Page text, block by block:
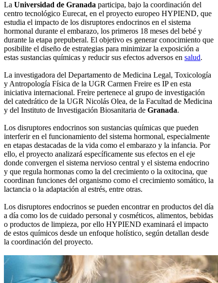
La Universidad de Granada participa, bajo la coordinación del
centro tecnológico Eurecat, en el proyecto europeo HYPIEND, que
estudia el impacto de los disruptores endocrinos en el sistema
hormonal durante el embarazo, los primeros 18 meses del bebé y
durante la etapa prepuberal. El objetivo es generar conocimiento que
posibilite el diseño de estrategias para minimizar la exposición a
estas sustancias químicas y reducir sus efectos adversos en salud.
La investigadora del Departamento de Medicina Legal, Toxicología
y Antropología Física de la UGR Carmen Freire es IP en esta
iniciativa internacional. Freire pertenece al grupo de investigación
del catedrático de la UGR Nicolás Olea, de la Facultad de Medicina
y del Instituto de Investigación Biosanitaria de Granada.
Los disruptores endocrinos son sustancias químicas que pueden
interferir en el funcionamiento del sistema hormonal, especialmente
en etapas destacadas de la vida como el embarazo y la infancia. Por
ello, el proyecto analizará específicamente sus efectos en el eje
donde convergen el sistema nervioso central y el sistema endocrino
y que regula hormonas como la del crecimiento o la oxitocina, que
coordinan funciones del organismo como el crecimiento somático, la
lactancia o la adaptación al estrés, entre otras.
Los disruptores endocrinos se pueden encontrar en productos del día
a día como los de cuidado personal y cosméticos, alimentos, bebidas
o productos de limpieza, por ello HYPIEND examinará el impacto
de estos químicos desde un enfoque holístico, según detallan desde
la coordinación del proyecto.